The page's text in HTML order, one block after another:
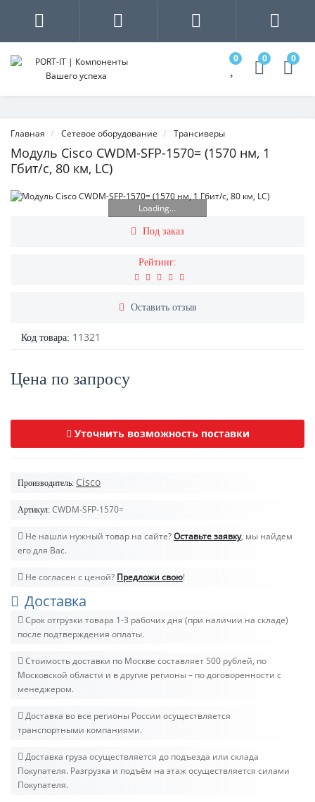
0 0 0
Главная Сетевое оборудование Трансиверы
Модуль Cisco CWDM-SFP-1570= (1570 нм, 1
Гбит/с, 80 км, LC)
Loading...
Под заказ
Рейтинг:
Оставить отзыв
Код товара: 11321
Цена по запросу
Уточнить возможность поставки
Производитель: Cisco
Артикул: CWDM-SFP-1570=
Не нашли нужный товар на сайте?Оставьте заявку, мы найдем
его для Вас.
Не согласен с ценой? Предложи свою!
Доставка
Срок отгрузки товара 1-3 рабочих дня (при наличии на складе)
после подтверждения оплаты.
Стоимость доставки по Москве составляет 500 рублей, по
Московской области и в другие регионы – по договоренности с
менеджером.
Доставка во все регионы России осуществляется
транспортными компаниями.
Доставка груза осуществляется до подъезда или склада
Покупателя. Разгрузка и подъём на этаж осуществляется силами
Покупателя.